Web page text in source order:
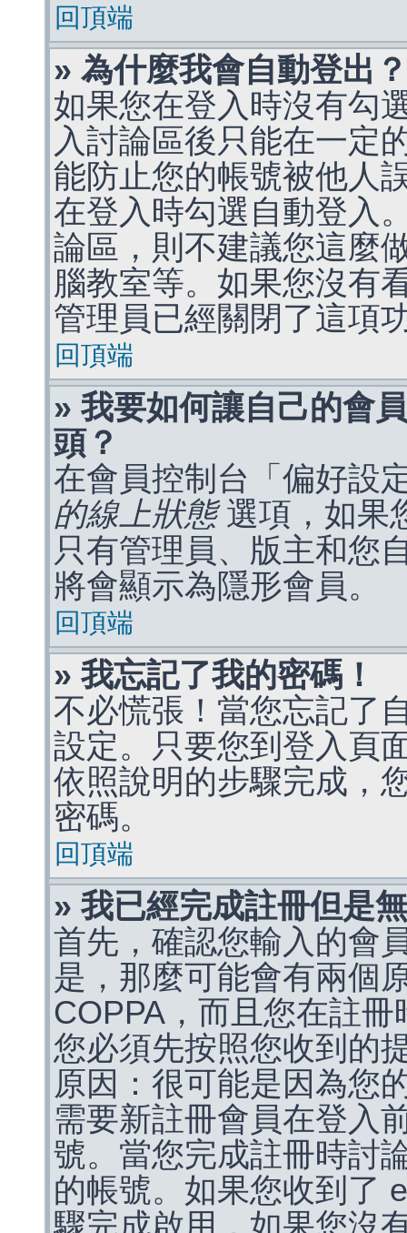
回頂端
» 為什麼我會自動登出？
如果您在登入時沒有勾
入討論區後只能在一定
能防止您的帳號被他人
在登入時勾選自動登入
論區，則不建議您這麼
腦教室等。如果您沒有
管理員已經關閉了這項
回頂端
» 我要如何讓自己的會
頭？
在會員控制台「偏好設
的線上狀態選項，如果
只有管理員、版主和您
將會顯示為隱形會員。
回頂端
» 我忘記了我的密碼！
不必慌張！當您忘記了
設定。只要您到登入頁
依照說明的步驟完成，
密碼。
回頂端
» 我已經完成註冊但是
首先，確認您輸入的會
是，那麼可能會有兩個
COPPA，而且您在註
您必須先按照您收到的
原因：很可能是因為您
需要新註冊會員在登入
號。當您完成註冊時討
的帳號。如果您收到了
驟完成啟用，如果您沒